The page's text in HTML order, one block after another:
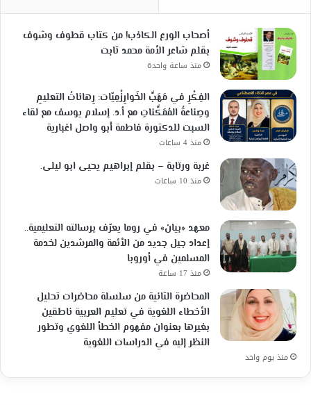
أصحاب الورع الكاذب! من كتاب قطوف وشوف
بقلم شاعر الأمة محمد ثابت
منذ ساعة واحدة
الفِكْرِ في مَهَبِّ الخَوارِزْمِيّات: رِهاناتُ التعليمِ
وصِناعةُ المُمَكِّناتِ مع أ.د. إسلام يوسف مع لقاء
السبت للدكتورة فاطمة أبو واصل اغبارية
منذ 4 ساعات
غربة ورتابة – بقلم إبراهيم يحيى ابو ليلى.
منذ 10 ساعات
معهد «بيان» في روما يعرّف برسالته التعليمية..
إعداد جيل جديد من الأئمة والمرشدين لخدمة
المسلمين في أوروبا
منذ 17 ساعة
المحاضرة الثانية من سلسلة محاضرات تحليل
الأخطاء اللغوية في تعليم العربية ناطقين
بغيرها بعنوان مفهوم الخطأ اللغوي وتطور
النظر إليه في الدراسات اللغوية
منذ يوم واحد